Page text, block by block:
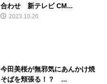
合わせ 新テレビ CM...
2023.10.26
今田美桜が無邪気にあんかけ焼
そばを頬張る！？ ...